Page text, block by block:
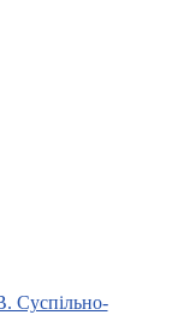
Суспільно-